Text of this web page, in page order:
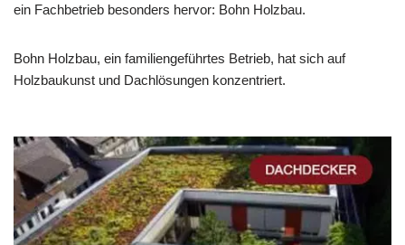
ein Fachbetrieb besonders hervor: Bohn Holzbau.
Bohn Holzbau, ein familiengeführtes Betrieb, hat sich auf
Holzbaukunst und Dachlösungen konzentriert.